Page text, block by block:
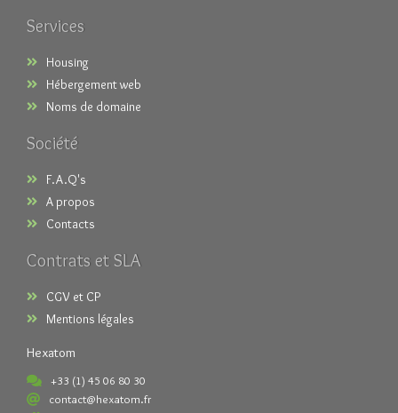
Services
Housing
Hébergement web
Noms de domaine
Société
F.A.Q's
A propos
Contacts
Contrats et SLA
CGV et CP
Mentions légales
Hexatom
+33 (1) 45 06 80 30
contact@hexatom.fr